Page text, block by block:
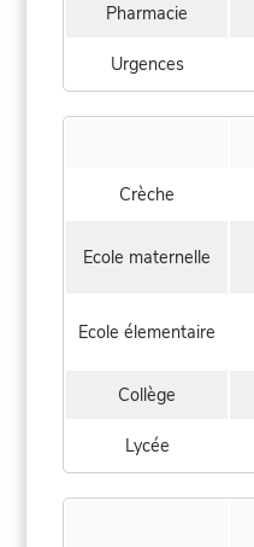
Pharmacie
Urgences
Crèche
Ecole maternelle
Ecole élementaire
Collège
Lycée